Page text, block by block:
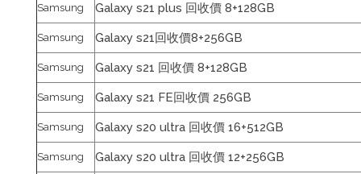
Samsung Galaxy s21 plus 回收價 8+128GB
Samsung Galaxy s21回收價8+256GB
Samsung Galaxy s21 回收價 8+128GB
Samsung Galaxy s21 FE回收價 256GB
Samsung Galaxy s20 ultra 回收價 16+512GB
Samsung Galaxy s20 ultra 回收價 12+256GB